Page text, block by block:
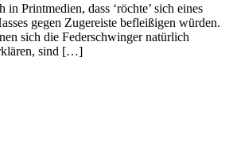
in Printmedien, dass ‘röchte’ sich eines
gegen Zugereiste befleißigen würden.
sich die Federschwinger natürlich
sind […]